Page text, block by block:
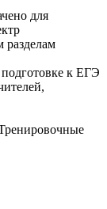
для
разделам
к ЕГЭ